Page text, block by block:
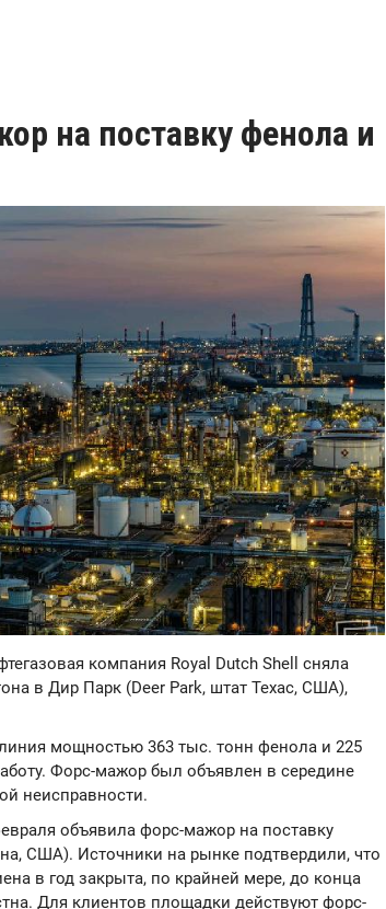
на поставку фенола и
компания Royal Dutch Shell сняла
в Дир Парк (Deer Park, штат Техас, США),
мощностью 363 тыс. тонн фенола и 225
Форс-мажор был объявлен в середине
неисправности.
объявила форс-мажор на поставку
США). Источники на рынке подтвердили, что
в год закрыта, по крайней мере, до конца
Для клиентов площадки действуют форс-